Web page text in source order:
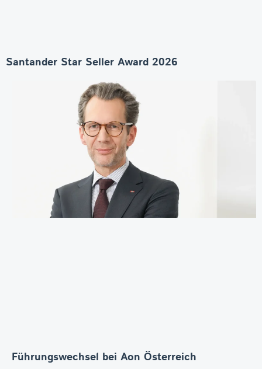
Santander Star Seller Award 2026
Führungswechsel bei Aon Österreich